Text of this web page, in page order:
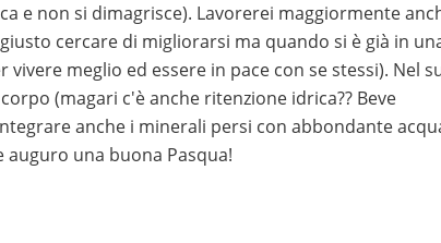
e non si dimagrisce). Lavorerei maggiormente
cercare di migliorarsi ma quando si è già in
meglio ed essere in pace con se stessi). Nel
(magari c'è anche ritenzione idrica?? Beve
anche i minerali persi con abbondante
auguro una buona Pasqua!